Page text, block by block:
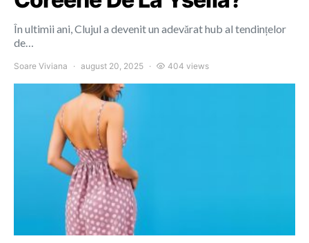
În ultimii ani, Clujul a devenit un adevărat hub al tendințelor
de…
Soare Viviana august 20, 2025 404 views